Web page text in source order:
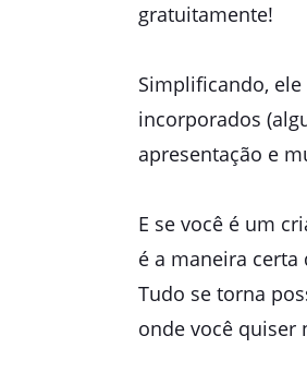
gratuitamente!
Simplificando,
incorporados
apresentação e
E se você é um
é a maneira
Tudo se torna
onde você quiser